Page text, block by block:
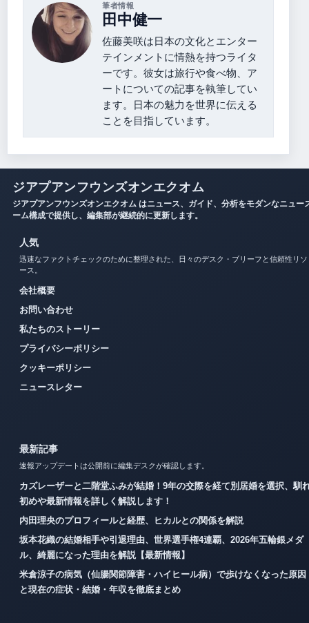
筆者情報
田中健一
佐藤美咲は日本の文化とエンター
テインメントに情熱を持つライタ
ーです。彼女は旅行や食べ物、ア
ートについての記事を執筆してい
ます。日本の魅力を世界に伝える
ことを目指しています。
ジアプアンフウンズオンエクオム
ジアプアンフウンズオンエクオム はニュース、ガイド、分析をモダンなニュー
ーム構成で提供し、編集部が継続的に更新します。
人気
迅速なファクトチェックのために整理された、日々のデスク・ブリーフと信頼性リソ
ース。
会社概要
お問い合わせ
私たちのストーリー
プライバシーポリシー
クッキーポリシー
ニュースレター
最新記事
速報アップデートは公開前に編集デスクが確認します。
カズレーザーと二階堂ふみが結婚！9年の交際を経て別居婚を選択、馴
初めや最新情報を詳しく解説します！
内田理央のプロフィールと経歴、ヒカルとの関係を解説
坂本花織の結婚相手や引退理由、世界選手権4連覇、2026年五輪銀メダ
ル、綺麗になった理由を解説【最新情報】
米倉涼子の病気（仙腸関節障害・ハイヒール病）で歩けなくなった原因
と現在の症状・結婚・年収を徹底まとめ